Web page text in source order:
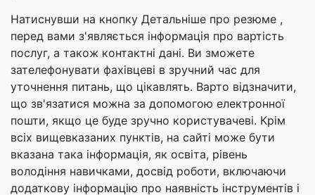
Натиснувши на кнопку Детальніше про резюме ,
перед вами з'являється інформація про вартість
послуг, а також контактні дані. Ви зможете
зателефонувати фахівцеві в зручний час для
уточнення питань, що цікавлять. Варто відзначити,
що зв'язатися можна за допомогою електронної
пошти, якщо це буде зручно користувачеві. Крім
всіх вищевказаних пунктів, на сайті може бути
вказана така інформація, як освіта, рівень
володіння навичками, досвід роботи, включаючи
додаткову інформацію про наявність інструментів і